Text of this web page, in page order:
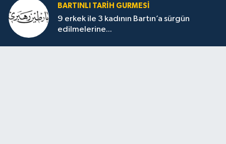
BARTINLI TARIH GURMESI
9 erkek ile 3 kadının Bartın’a sürgün
edilmelerine...